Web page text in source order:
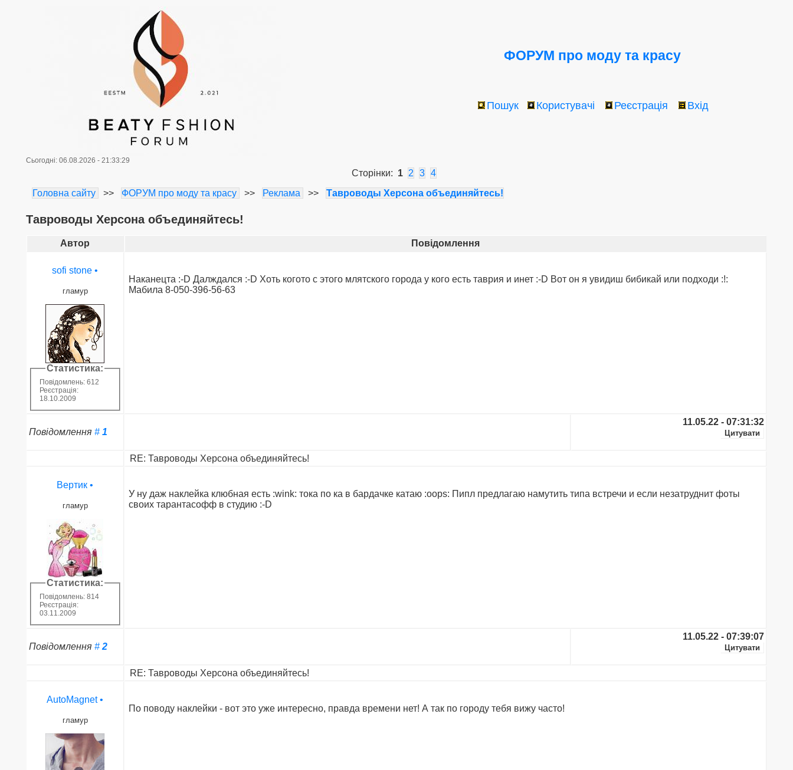
ФОРУМ про моду та красу
Пошук Користувачі Реєстрація Вхід
Сьогодні: 06.08.2026 - 21:33:29
Сторінки: 1 2 3 4
Головна сайту
>> ФОРУМ про моду та красу >> Реклама >> Тавроводы Херсона объединяйтесь!
Тавроводы Херсона объединяйтесь!
Автор Повідомлення
sofi stone •
гламур
Статистика:
Повідомлень: 612
Реєстрація:
18.10.2009
Наканецта :-D Далждался :-D Хоть когото с этого млятского города у кого есть таврия и инет :-D Вот он я увидиш бибикай или подходи :!:
Мабила 8-050-396-56-63
Повідомлення # 1
11.05.22 - 07:31:32
RE: Тавроводы Херсона объединяйтесь!
Вертик •
гламур
Статистика:
Повідомлень: 814
Реєстрація:
03.11.2009
У ну даж наклейка клюбная есть :wink: тока по ка в бардачке катаю :oops: Пипл предлагаю намутить типа встречи и если незатруднит фоты
своих тарантасофф в студию :-D
Повідомлення # 2
11.05.22 - 07:39:07
RE: Тавроводы Херсона объединяйтесь!
AutoMagnet •
гламур
По поводу наклейки - вот это уже интересно, правда времени нет! А так по городу тебя вижу часто!